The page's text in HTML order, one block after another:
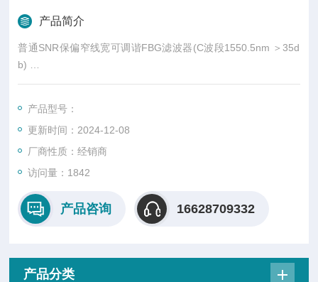
产品简介
普通SNR保偏窄线宽可调谐FBG滤波器(C波段1550.5nm ＞35d
b)
滤波器的核心部件是光纤布拉格光栅（FBG）。它是一种通过一
定方法使光纤纤芯的折射率发生轴向周期性调制而形成的光栅。
产品型号：
更新时间：2024-12-08
厂商性质：经销商
访问量：1842
产品咨询 16628709332
产品分类